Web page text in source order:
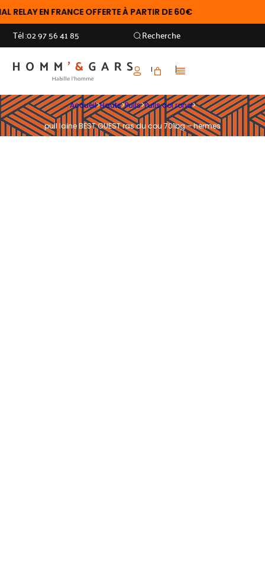
EN FRANCE OFFERTE À PARTIR DE 60€
Tél :02 97 56 41 85 Recherche
Accueil>Hauts>Pulls>Pulls col rond>
pull laine BEST GUEST ras du cou 701bg – hermes